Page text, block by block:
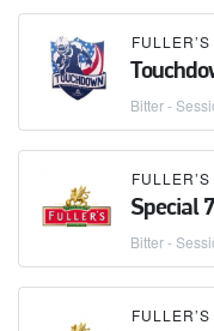
FULLER’S
Bitter -
FULLER’S
Special
Bitter -
FULLER’S